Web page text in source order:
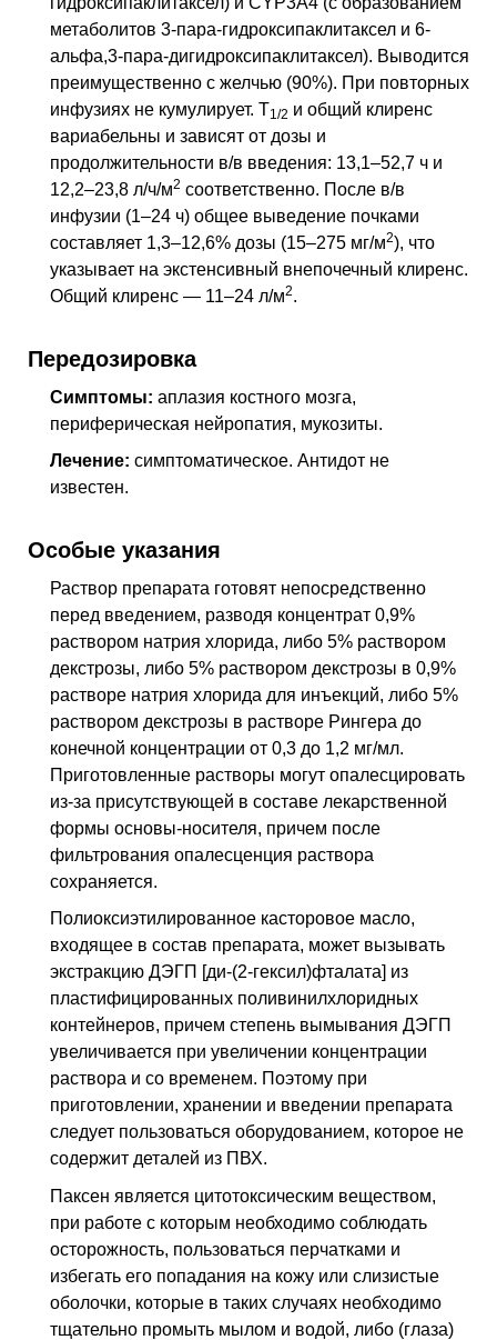
метаболитов 3-пара-гидроксипаклитаксел и 6-
альфа,3-пара-дигидроксипаклитаксел). Выводится
преимущественно с желчью (90%). При повторных
инфузиях не кумулирует. Т1/2 и общий клиренс
вариабельны и зависят от дозы и
продолжительности в/в введения: 13,1–52,7 ч и
12,2–23,8 л/ч/м2 соответственно. После в/в
инфузии (1–24 ч) общее выведение почками
составляет 1,3–12,6% дозы (15–275 мг/м2), что
указывает на экстенсивный внепочечный клиренс.
Общий клиренс — 11–24 л/м2.
Передозировка
Симптомы: аплазия костного мозга,
периферическая нейропатия, мукозиты.
Лечение: симптоматическое. Антидот не
известен.
Особые указания
Раствор препарата готовят непосредственно
перед введением, разводя концентрат 0,9%
раствором натрия хлорида, либо 5% раствором
декстрозы, либо 5% раствором декстрозы в 0,9%
растворе натрия хлорида для инъекций, либо 5%
раствором декстрозы в растворе Рингера до
конечной концентрации от 0,3 до 1,2 мг/мл.
Приготовленные растворы могут опалесцировать
из-за присутствующей в составе лекарственной
формы основы-носителя, причем после
фильтрования опалесценция раствора
сохраняется.
Полиоксиэтилированное касторовое масло,
входящее в состав препарата, может вызывать
экстракцию ДЭГП [ди-(2-гексил)фталата] из
пластифицированных поливинилхлоридных
контейнеров, причем степень вымывания ДЭГП
увеличивается при увеличении концентрации
раствора и со временем. Поэтому при
приготовлении, хранении и введении препарата
следует пользоваться оборудованием, которое не
содержит деталей из ПВХ.
Паксен является цитотоксическим веществом,
при работе с которым необходимо соблюдать
осторожность, пользоваться перчатками и
избегать его попадания на кожу или слизистые
оболочки, которые в таких случаях необходимо
тщательно промыть мылом и водой, либо (глаза)